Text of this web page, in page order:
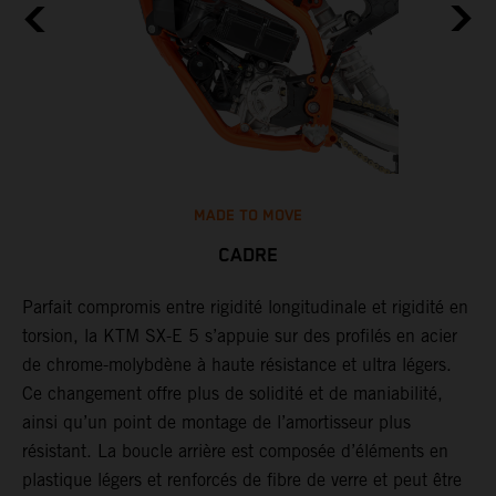
MADE TO MOVE
CADRE
Parfait compromis entre rigidité longitudinale et rigidité en
torsion, la KTM SX-E 5 s’appuie sur des profilés en acier
de chrome-molybdène à haute résistance et ultra légers.
Ce changement offre plus de solidité et de maniabilité,
ainsi qu’un point de montage de l’amortisseur plus
résistant. La boucle arrière est composée d’éléments en
plastique légers et renforcés de fibre de verre et peut être